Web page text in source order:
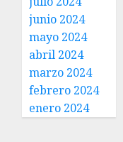
junio 2024
mayo 2024
abril 2024
marzo 2024
febrero 2024
enero 2024